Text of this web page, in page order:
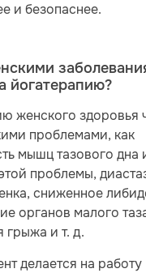
и безопаснее.
йогатерапию?
женского здоровья
проблемами, как
мышц тазового
проблемы,
сниженное
органов малого
и т. д.
делается на работу